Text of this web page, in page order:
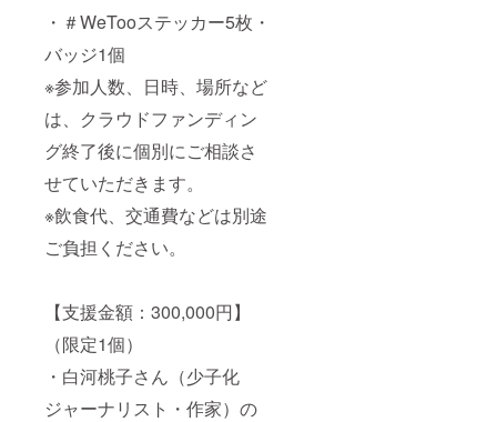
・＃WeTooステッカー5枚・
バッジ1個
※参加人数、日時、場所など
は、クラウドファンディン
グ終了後に個別にご相談さ
せていただきます。
※飲食代、交通費などは別途
ご負担ください。
【支援金額：300,000円】
（限定1個）
・白河桃子さん（少子化
ジャーナリスト・作家）の